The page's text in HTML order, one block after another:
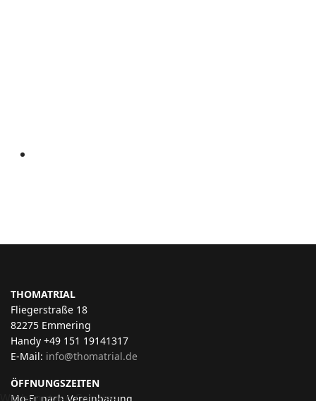
THOMATRIAL
Fliegerstraße 18
82275 Emmering
Handy +49 151 19141317
E-Mail: info@thomatrial.de
ÖFFNUNGSZEITEN